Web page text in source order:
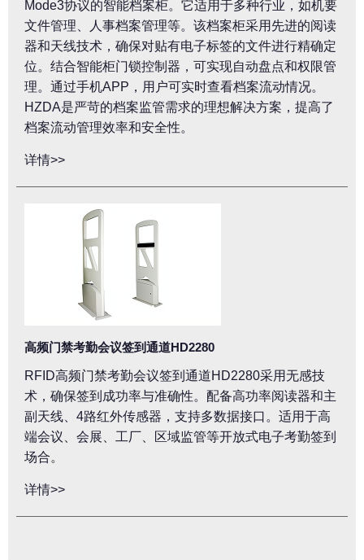
Mode3协议的智能档案柜。它适用于多种行业，如机要
文件管理、人事档案管理等。该档案柜采用先进的阅读
器和天线技术，确保对贴有电子标签的文件进行精确定
位。结合智能柜门锁控制器，可实现自动盘点和权限管
理。通过手机APP，用户可实时查看档案流动情况。
HZDA是严苛的档案监管需求的理想解决方案，提高了
档案流动管理效率和安全性。
详情>>
高频门禁考勤会议签到通道HD2280
RFID高频门禁考勤会议签到通道HD2280采用无感技
术，确保签到成功率与准确性。配备高功率阅读器和主
副天线、4路红外传感器，支持多数据接口。适用于高
端会议、会展、工厂、区域监管等开放式电子考勤签到
场合。
详情>>